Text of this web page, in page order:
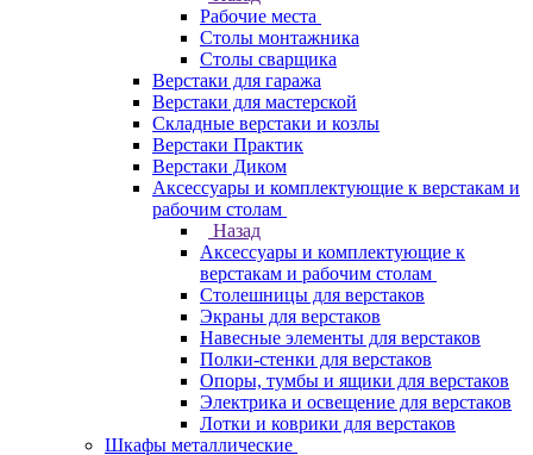
Рабочие места
Столы монтажника
Столы сварщика
Верстаки для гаража
Верстаки для мастерской
Складные верстаки и козлы
Верстаки Практик
Верстаки Диком
Аксессуары и комплектующие к верстакам и
рабочим столам
Назад
Аксессуары и комплектующие к
верстакам и рабочим столам
Столешницы для верстаков
Экраны для верстаков
Навесные элементы для верстаков
Полки-стенки для верстаков
Опоры, тумбы и ящики для верстаков
Электрика и освещение для верстаков
Лотки и коврики для верстаков
Шкафы металлические